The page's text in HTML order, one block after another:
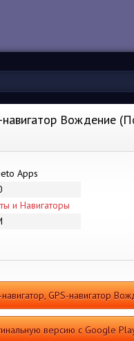
навигатор Вождение
Apps
и Навигаторы
навигатор, GPS-навигатор
версию с Google